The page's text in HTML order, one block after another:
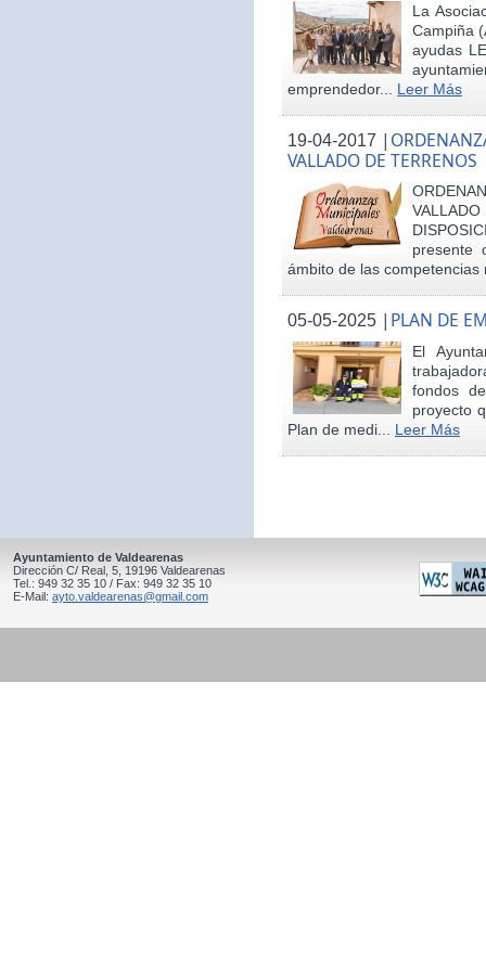
La
Campiña
ayudas
emprendedor... Leer Más
19-04-2017 |
VALLADO DE TERRENOS
presente
ámbito de las
05-05-2025 | PLAN DE
El
fondos
proyecto
Plan de medi... Leer Más
Ayuntamiento de Valdearenas
Dirección C/ Real, 5, 19196 Valdearenas
Tel.: 949 32 35 10 / Fax: 949 32 35 10
E-Mail: ayto.valdearenas@gmail.com